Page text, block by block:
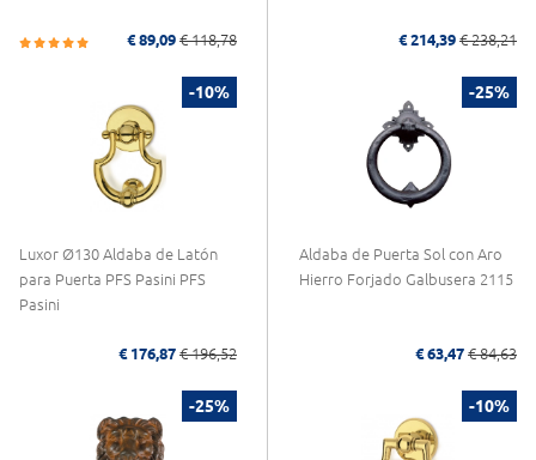
€ 89,09 € 118,78 € 214,39 € 238,21
-10%
Luxor Ø130 Aldaba de Latón
para Puerta PFS Pasini PFS
Pasini
€ 176,87 € 196,52
-25%
Aldaba de Puerta Sol con Aro
Hierro Forjado Galbusera 2115
€ 63,47 € 84,63
-25% -10%